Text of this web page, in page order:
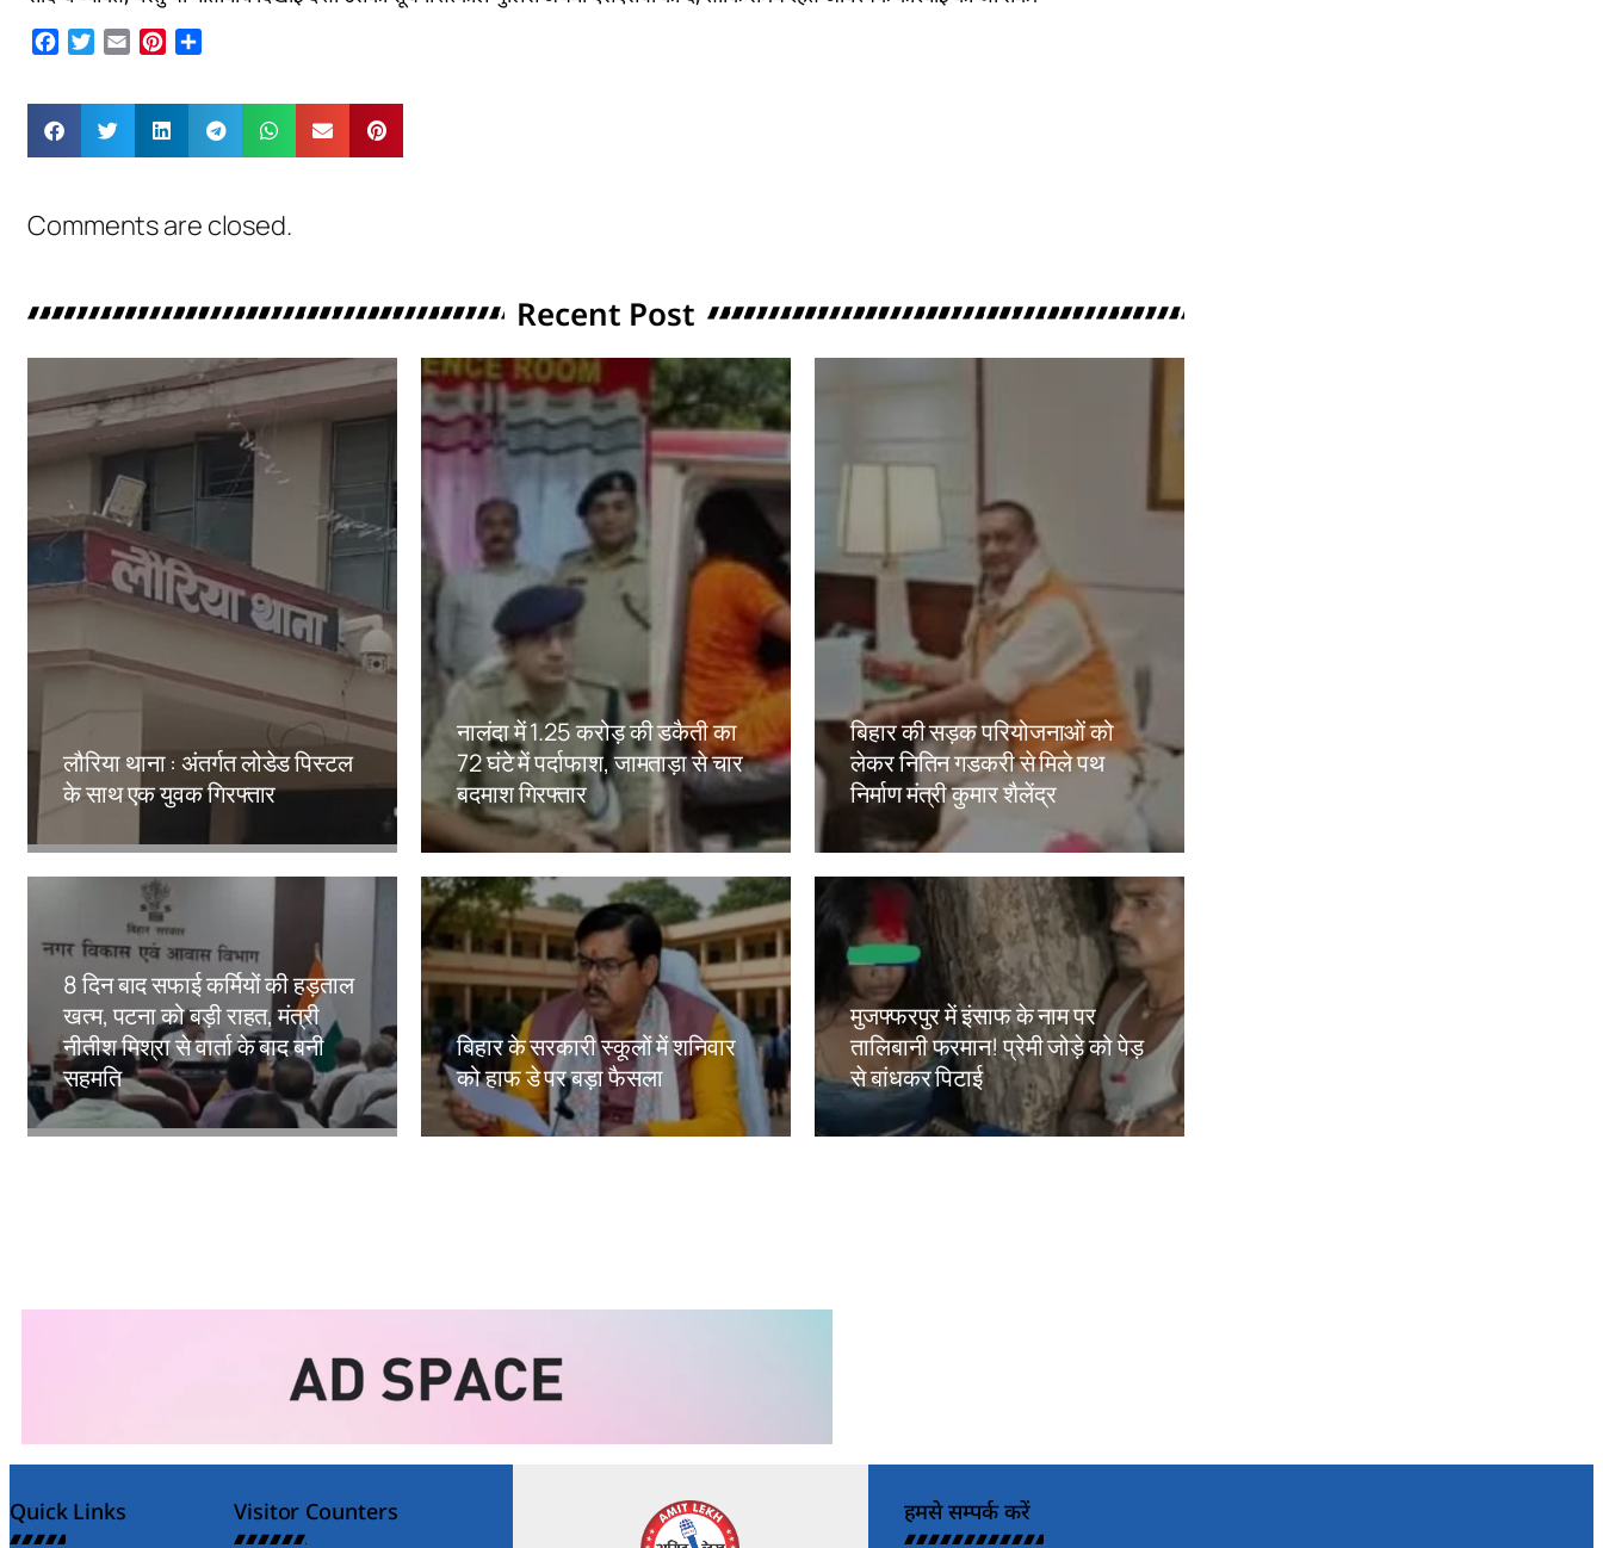
Facebook
Twitter
Email Pinterest
Comments are closed.
Recent Post
लौरिया थाना : अंतर्गत लोडेड पिस्टल
के साथ एक युवक गिरफ्तार
नालंदा में 1.25 करोड़ की डकैती का
72 घंटे में पर्दाफाश, जामताड़ा से चार
बदमाश गिरफ्तार
Amit Lekh
बिहार की सड़क परियोजनाओं को
लेकर नितिन गडकरी से मिले पथ
निर्माण मंत्री कुमार शैलेंद्र
Amit Lekh
8 दिन बाद सफाई कर्मियों की हड़ताल
खत्म, पटना को बड़ी राहत, मंत्री
नीतीश मिश्रा से वार्ता के बाद बनी
सहमति
Amit Lekh
बिहार के सरकारी स्कूलों में शनिवार
को हाफ डे पर बड़ा फैसला
Amit Lekh
मुजफ्फरपुर में इंसाफ के नाम पर
तालिबानी फरमान! प्रेमी जोड़े को पेड़
से बांधकर पिटाई
Amit Lekh
Quick Links Visitor Counters हमसे सम्पर्क करें